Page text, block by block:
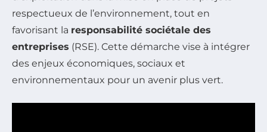
respectueux de l’environnement, tout en
favorisant la responsabilité sociétale des
entreprises (RSE). Cette démarche vise à intégrer
des enjeux économiques, sociaux et
environnementaux pour un avenir plus vert.